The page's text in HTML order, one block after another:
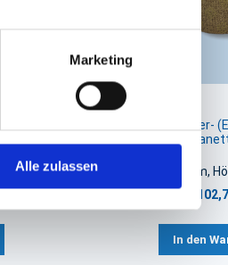
Marketing
Alle zulassen
Backform, Papier-
Ø 70mm,
In den